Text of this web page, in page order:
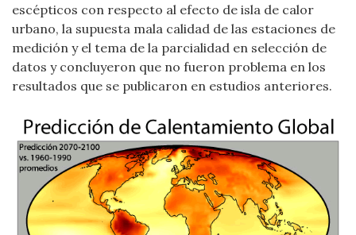
escépticos con respecto al efecto de isla de calor
urbano, la supuesta mala calidad de las estaciones de
medición y el tema de la parcialidad en selección de
datos y concluyeron que no fueron problema en los
resultados que se publicaron en estudios anteriores.